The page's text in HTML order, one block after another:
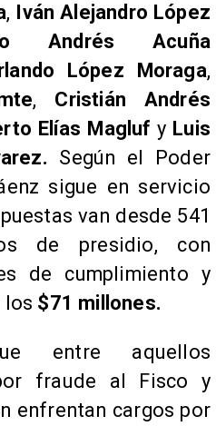
, Iván Alejandro López
Andrés Acuña
López Moraga,
, Cristián Andrés
Elías Magluf y Luis
Según el Poder
sigue en servicio
van desde 541
de presidio, con
de cumplimiento y
los $71 millones.
entre aquellos
fraude al Fisco y
enfrentan cargos por